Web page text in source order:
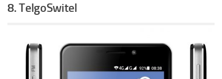
8. TelgoSwitel